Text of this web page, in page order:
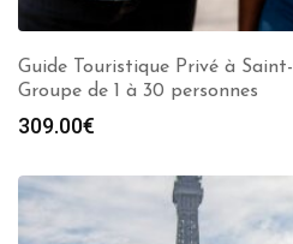
Guide Touristique Privé à
Groupe de 1 à 30 personnes
309.00€